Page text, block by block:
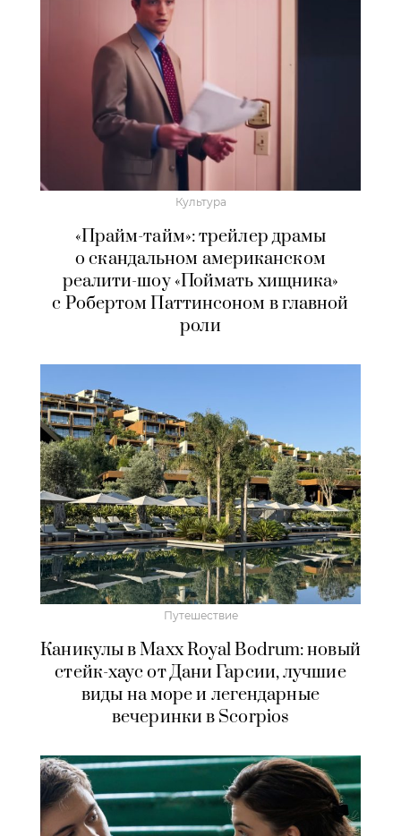
Культура
«Прайм-тайм»: трейлер драмы
о скандальном американском
реалити-шоу «Поймать хищника»
с Робертом Паттинсоном в главной
роли
Путешествие
Каникулы в Maxx Royal Bodrum: новый
стейк-хаус от Дани Гарсии, лучшие
виды на море и легендарные
вечеринки в Scorpios